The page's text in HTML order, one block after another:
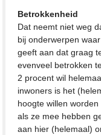
Betrokkenheid
Dat neemt niet weg
bij onderwerpen
geeft aan dat graag
evenveel betrokken
2 procent wil
inwoners is het
hoogte willen
als ze mee hebben
aan hier (helemaal)